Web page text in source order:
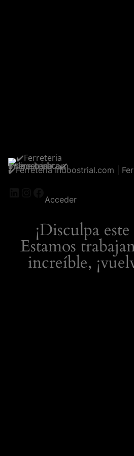
✔️Ferreteria Indoostrial.com |
LinkedIn
Instagram
Facebook
Acceder
¡Disculpa
Estamos
increíble,